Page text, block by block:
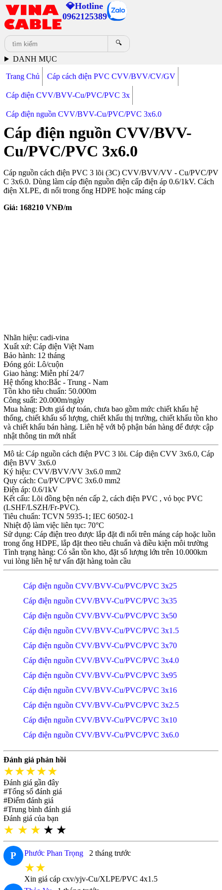
💎Hotline
0962125389
🔍
DANH MỤC
Trang Chủ Cáp cách điện PVC CVV/BVV/CV/GV
Cáp điện CVV/BVV-Cu/PVC/PVC 3x
Cáp điện nguồn CVV/BVV-Cu/PVC/PVC 3x6.0
Cáp điện nguồn CVV/BVV-
Cu/PVC/PVC 3x6.0
Cáp nguồn cách điện PVC 3 lõi (3C) CVV/BVV/VV - Cu/PVC/PV
C 3x6.0. Dùng làm cáp điện nguồn điện cấp điện áp 0.6/1kV. Cách
điện XLPE, đi nổi trong ống HDPE hoặc máng cáp
Giá: 168210VNĐ/m
Nhãn hiệu: cadi-vina
Xuất xứ: Cáp điện Việt Nam
Bảo hành: 12 tháng
Đóng gói: Lô/cuộn
Giao hàng: Miễn phí 24/7
Hệ thống kho:Bắc - Trung - Nam
Tồn kho tiêu chuẩn: 50.000m
Công suất: 20.000m/ngày
Mua hàng: Đơn giá dự toán, chưa bao gồm mức chiết khấu hệ
thống, chiết khấu số lượng, chiết khấu thị trường, chiết khấu tồn kho
và chiết khấu bán hàng. Liên hệ với bộ phận bán hàng để được cập
nhật thông tin mới nhất
Mô tả: Cáp nguồn cách điện PVC 3 lõi. Cáp điện CVV 3x6.0, Cáp
điện BVV 3x6.0
Ký hiệu: CVV/BVV/VV 3x6.0 mm2
Quy cách: Cu/PVC/PVC 3x6.0 mm2
Điện áp: 0.6/1kV
Kết cấu: Lõi đồng bện nén cấp 2, cách điện PVC , vỏ bọc PVC
(LSHF/LSZH/Fr-PVC).
Tiêu chuẩn: TCVN 5935-1; IEC 60502-1
Nhiệt độ làm việc liên tục: 70°C
Sử dụng: Cáp điện treo được lắp đặt đi nổi trên máng cáp hoặc luồn
trong ống HDPE, lắp đặt theo tiêu chuẩn và điều kiện môi trường
Tình trạng hàng: Có sẵn tồn kho, đặt số lượng lớn trên 10.000km
vui lòng liên hệ tư vấn đặt hàng toàn cầu
Cáp điện nguồn CVV/BVV-Cu/PVC/PVC 3x25
Cáp điện nguồn CVV/BVV-Cu/PVC/PVC 3x35
Cáp điện nguồn CVV/BVV-Cu/PVC/PVC 3x50
Cáp điện nguồn CVV/BVV-Cu/PVC/PVC 3x1.5
Cáp điện nguồn CVV/BVV-Cu/PVC/PVC 3x70
Cáp điện nguồn CVV/BVV-Cu/PVC/PVC 3x4.0
Cáp điện nguồn CVV/BVV-Cu/PVC/PVC 3x95
Cáp điện nguồn CVV/BVV-Cu/PVC/PVC 3x16
Cáp điện nguồn CVV/BVV-Cu/PVC/PVC 3x2.5
Cáp điện nguồn CVV/BVV-Cu/PVC/PVC 3x10
Cáp điện nguồn CVV/BVV-Cu/PVC/PVC 3x6.0
Đánh giá phản hồi
★★★★★
Đánh giá gần đây
#Tổng số đánh giá
#Điểm đánh giá
#Trung bình đánh giá
Đánh giá của bạn
★ ★ ★ ★ ★
P Phước Phan Trọng 2 tháng trước
★★
Xin giá cáp cxv/yjv-Cu/XLPE/PVC 4x1.5